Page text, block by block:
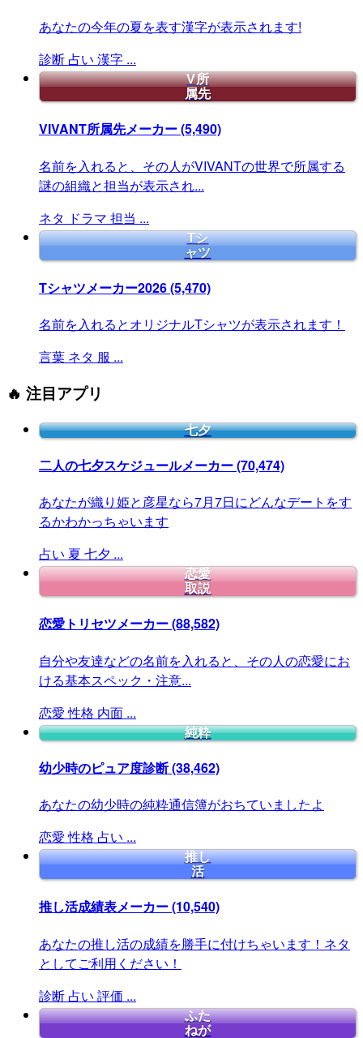
あなたの今年の夏を表す漢字が表示されます!
診断 占い 漢字 ...
V所
属先
VIVANT所属先メーカー(5,490)
名前を入れると、その人がVIVANTの世界で所属する
謎の組織と担当が表示され...
ネタ ドラマ 担当 ...
Tシ
ャツ
Tシャツメーカー2026(5,470)
名前を入れるとオリジナルTシャツが表示されます！
言葉 ネタ 服 ...
🔥 注目アプリ
七夕
二人の七夕スケジュールメーカー(70,474)
あなたが織り姫と彦星なら7月7日にどんなデートをす
るかわかっちゃいます
占い 夏 七夕 ...
恋愛
取説
恋愛トリセツメーカー(88,582)
自分や友達などの名前を入れると、その人の恋愛にお
ける基本スペック・注意...
恋愛 性格 内面 ...
純粋
幼少時のピュア度診断(38,462)
あなたの幼少時の純粋通信簿がおちていましたよ
恋愛 性格 占い ...
推し
活
推し活成績表メーカー(10,540)
あなたの推し活の成績を勝手に付けちゃいます！ネタ
としてご利用ください！
診断 占い 評価 ...
ふた
ねが